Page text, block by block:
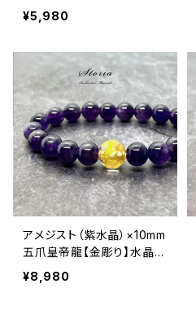
彫り】水晶 ブレスレット
¥5,980
アメジスト（紫水晶）×10mm
五爪皇帝龍【金彫り】水晶
ブレスレット
¥8,980